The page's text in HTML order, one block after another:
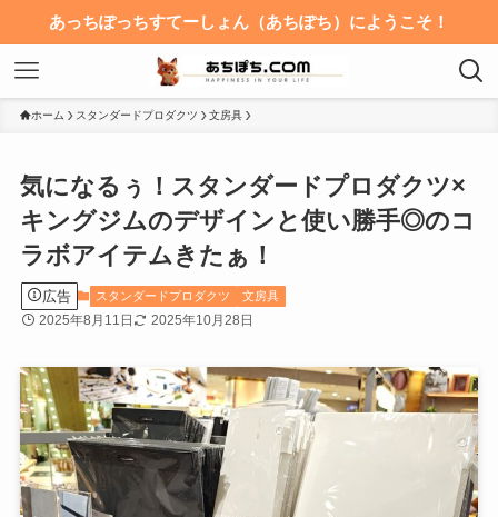
あっちぽっちすてーしょん（あちぽち）にようこそ！
ホーム スタンダードプロダクツ 文房具
気になるぅ！スタンダードプロダクツ×
キングジムのデザインと使い勝手◎のコ
ラボアイテムきたぁ！
広告 スタンダードプロダクツ 文房具
2025年8月11日 2025年10月28日